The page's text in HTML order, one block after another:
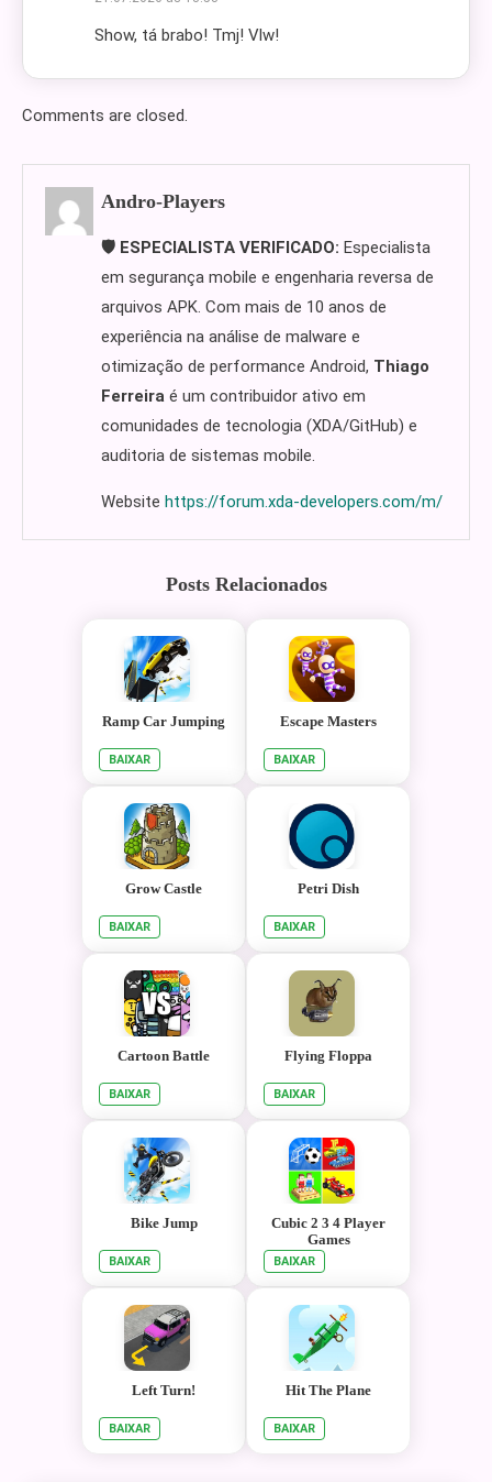
Show, tá brabo! Tmj! Vlw!
Comments are closed.
Andro-Players
🛡️ ESPECIALISTA VERIFICADO: Especialista
em segurança mobile e engenharia reversa de
arquivos APK. Com mais de 10 anos de
experiência na análise de malware e
otimização de performance Android, Thiago
Ferreira é um contribuidor ativo em
comunidades de tecnologia (XDA/GitHub) e
auditoria de sistemas mobile.
Website https://forum.xda-developers.com/m/
Posts Relacionados
Ramp Car Jumping
BAIXAR
Escape Masters
BAIXAR
Grow Castle
BAIXAR
Petri Dish
BAIXAR
Cartoon Battle
BAIXAR
Flying Floppa
BAIXAR
Bike Jump
BAIXAR
Cubic 2 3 4 Player
Games
BAIXAR
Left Turn!
BAIXAR
Hit The Plane
BAIXAR